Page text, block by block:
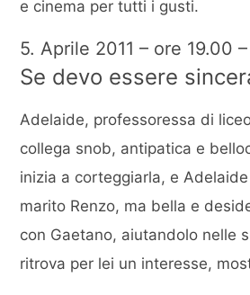
e cinema per tutti i gusti.
5. Aprile 2011 – ore 19.00
Se devo essere
Adelaide, professoressa di
collega snob, antipatica e
inizia a corteggiarla, e
marito Renzo, ma bella e
con Gaetano, aiutandolo nelle
ritrova per lei un interesse,